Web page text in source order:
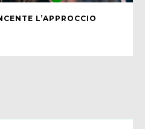
L’APPROCCIO